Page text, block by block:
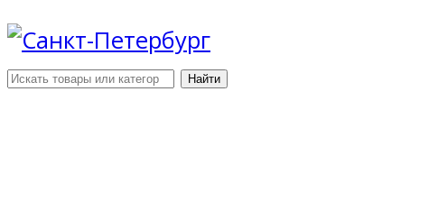
Найти